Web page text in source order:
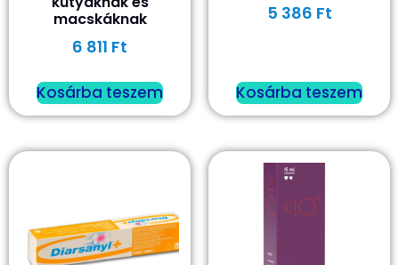
macskáknak
6 811 Ft
Kosárba teszem
5 386 Ft
Kosárba teszem